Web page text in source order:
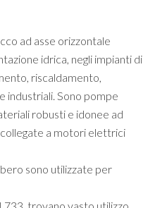
ad asse orizzontale
idrica, negli impianti di
riscaldamento,
industriali. Sono pompe
robusti e idonee ad
collegate a motori elettrici
sono utilizzate per